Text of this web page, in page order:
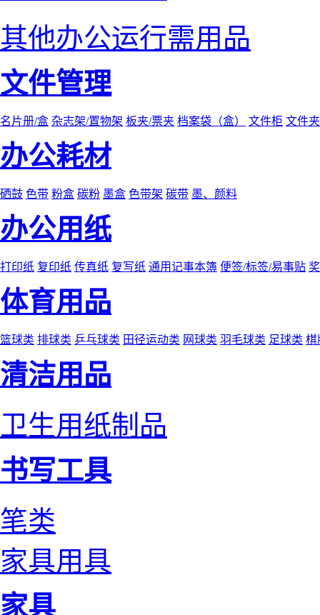
其他办公运行需用品
文件管理
名片册/盒 杂志架/置物架 板夹/票夹 档案袋（盒） 文件柜 文件
办公耗材
硒鼓 色带 粉盒 碳粉 墨盒 色带架 碳带 墨、颜料
办公用纸
打印纸 复印纸 传真纸 复写纸 通用记事本簿 便签/标签/易事贴
体育用品
篮球类 排球类 乒乓球类 田径运动类 网球类 羽毛球类 足球类 棋
清洁用品
卫生用纸制品
书写工具
笔类
家具用具
家具